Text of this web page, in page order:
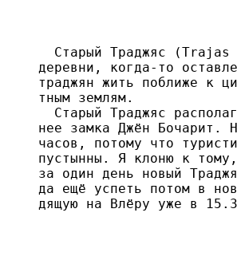
Старый Траджяс
деревни, когда-то
траджян жить поближе к
тным землям.
Старый Траджяс
нее замка Джён Бочарит.
часов, потому что
пустынны. Я клоню к
за один день новый
да ещё успеть потом в
дящую на Влёру уже в